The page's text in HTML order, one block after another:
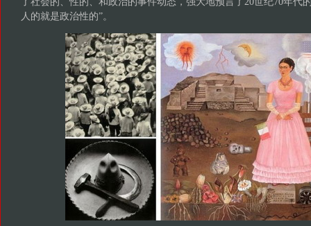
人的就是政治性的”。